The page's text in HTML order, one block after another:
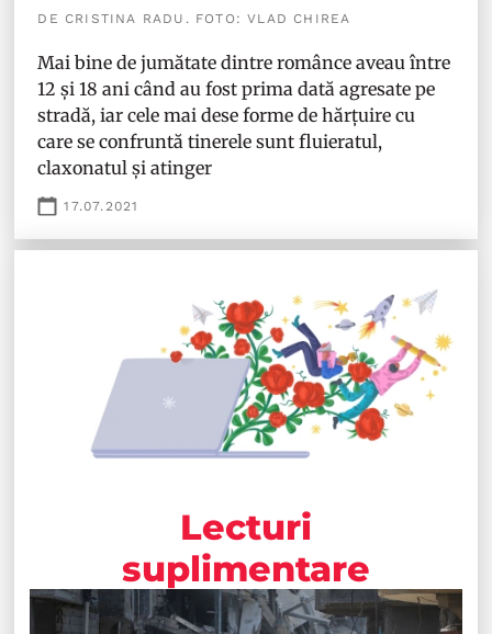
DE CRISTINA RADU. FOTO: VLAD CHIREA
Mai bine de jumătate dintre românce aveau între
12 și 18 ani când au fost prima dată agresate pe
stradă, iar cele mai dese forme de hărțuire cu
care se confruntă tinerele sunt fluieratul,
claxonatul și atinger
17.07.2021
Lecturi
suplimentare